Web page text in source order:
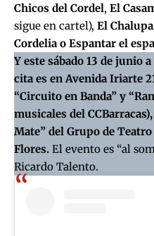
Chicos del Cordel, El
sigue en cartel), El
Cordelia o Espantar el
Y este sábado 13 de junio
cita es en Avenida Iriarte
“Circuito en Banda” y
musicales del
Mate” del Grupo de
Flores. El evento es “al
Ricardo Talento.